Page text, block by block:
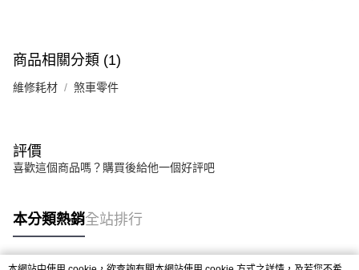
商品相關分類 (1)
維修耗材 煞車零件
評價
喜歡這個商品嗎？購買後給他一個好評吧
本分類熱銷全站排行